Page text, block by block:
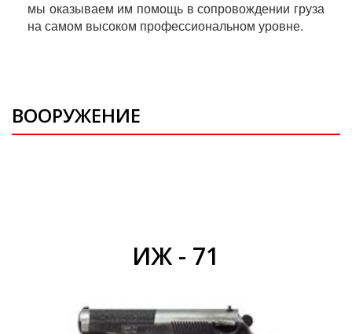
мы оказываем им помощь в сопровождении груза
на самом высоком профессиональном уровне.
ВООРУЖЕНИЕ
ИЖ - 71